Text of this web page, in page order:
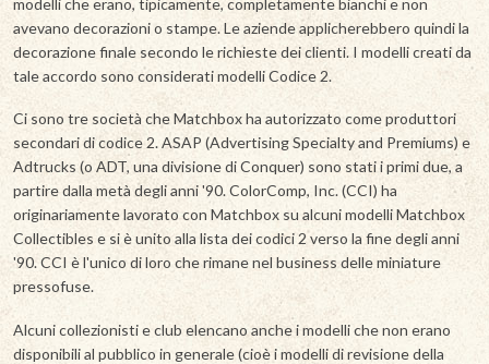
modelli che erano, tipicamente, completamente bianchi e non
avevano decorazioni o stampe. Le aziende applicherebbero quindi la
decorazione finale secondo le richieste dei clienti. I modelli creati da
tale accordo sono considerati modelli Codice 2.
Ci sono tre società che Matchbox ha autorizzato come produttori
secondari di codice 2. ASAP (Advertising Specialty and Premiums) e
Adtrucks (o ADT, una divisione di Conquer) sono stati i primi due, a
partire dalla metà degli anni '90. ColorComp, Inc. (CCI) ha
originariamente lavorato con Matchbox su alcuni modelli Matchbox
Collectibles e si è unito alla lista dei codici 2 verso la fine degli anni
'90. CCI è l'unico di loro che rimane nel business delle miniature
pressofuse.
Alcuni collezionisti e club elencano anche i modelli che non erano
disponibili al pubblico in generale (cioè i modelli di revisione della